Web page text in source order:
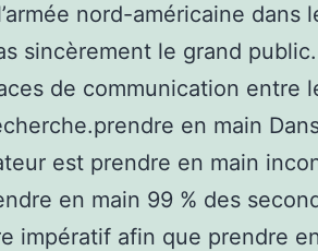
nord-américaine dans
sincèrement le grand
de communication entre
en main
est prendre en main
en main 99 % des
impératif afin que prendre